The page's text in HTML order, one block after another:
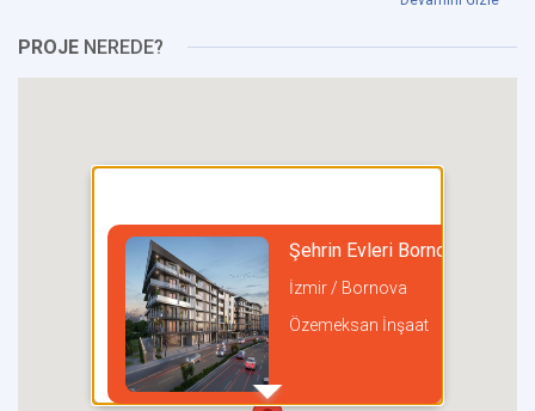
PROJE NEREDE?
Şehrin Evleri Bornova
İzmir / Bornova
Özemeksan İnşaat